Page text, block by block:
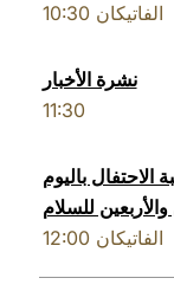
10:30 الفاتيكان
نشرة الأخبار
11:30
باليوم
للسلام
12:00 الفاتيكان